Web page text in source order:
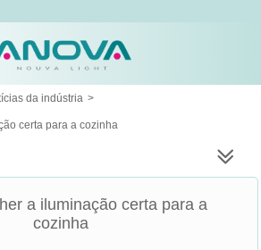
da indústria >
certa para a cozinha
a iluminação certa para a
cozinha